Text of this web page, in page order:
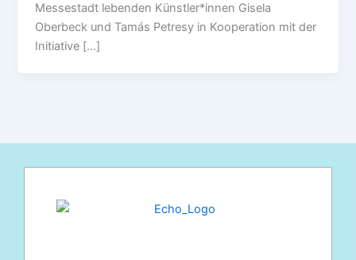
Messestadt lebenden Künstler*innen Gisela
Oberbeck und Tamás Petresy in Kooperation mit der
Initiative […]